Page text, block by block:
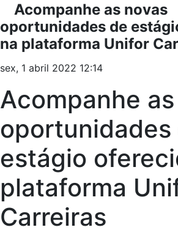
Acompanhe as novas
oportunidades de
na plataforma Unifor
sex, 1 abril 2022 12:14
Acompanhe
oportunidades
estágio
plataforma
Carreiras